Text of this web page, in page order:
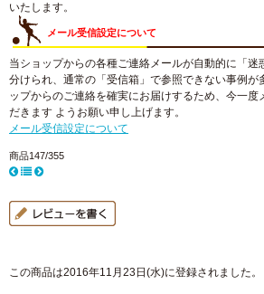
いたします。
メール受信設定について
当ショップからの各種ご連絡メールが自動的に「迷
分けられ、通常の「受信箱」で参照できない事例が
ップからのご連絡を確実にお届けするため、今一度
だきます ようお願い申し上げます。
メール受信設定について
商品147/355
この商品は2016年11月23日(水)に登録されました。